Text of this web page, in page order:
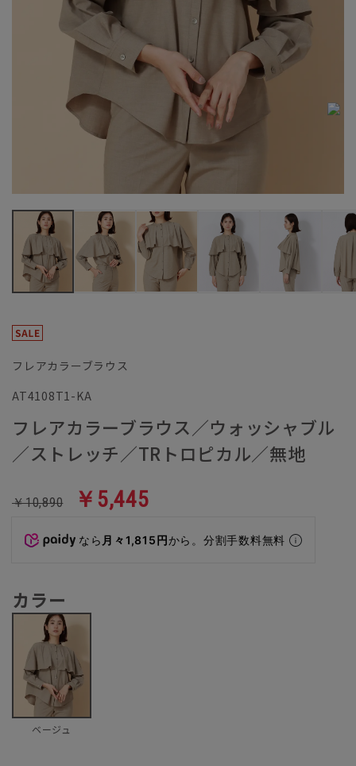
フレアカラーブラウス
AT4108T1-KA
フレアカラーブラウス／ウォッシャブル
／ストレッチ／TRトロピカル／無地
￥10,890 ￥5,445
なら 月々1,815円から。分割手数料無料
カラー
ベージュ